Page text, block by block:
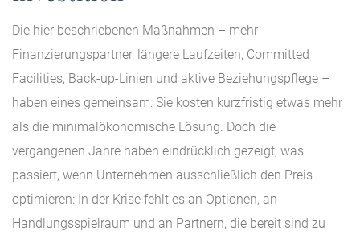
Die hier beschriebenen Maßnahmen – mehr
Finanzierungspartner, längere Laufzeiten, Committed
Facilities, Back-up-Linien und aktive Beziehungspflege –
haben eines gemeinsam: Sie kosten kurzfristig etwas mehr
als die minimalökonomische Lösung. Doch die
vergangenen Jahre haben eindrücklich gezeigt, was
passiert, wenn Unternehmen ausschließlich den Preis
optimieren: In der Krise fehlt es an Optionen, an
Handlungsspielraum und an Partnern, die bereit sind zu